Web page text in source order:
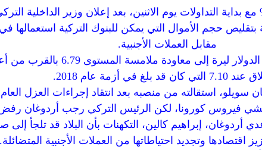
الليرة التركية بنسبة 1.3 % مع بداية التداولات يوم الاثنين، بعد إعلان وزير
بتقليص حجم الأموال التي يمكن للبنوك التركية استعمالها
مقابل العملات الأجنبية.
تراجعات العملة التركية دفعت زوج الدولار
كان قد بلغ في أزمة عام 2018.
سويلو، استقالته من منصبه بعد انتقاد إجراءات العزل
تفشي فيروس كورونا، لكن الرئيس التركي رجب أردوغان رفض
إبراهيم كالين، التكهنات بأن البلاد قد تلجأ إلى
اقتصادها وتجديد احتياطاتها من العملات الأجنبية المتضائلة.